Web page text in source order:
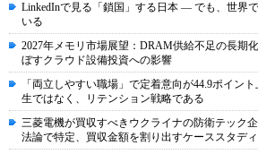
LinkedInで見る「鎖国」する日本 ― でも、世界
いる
2027年メモリ市場展望：DRAM供給不足の長期
ぼすクラウド設備投資への影響
「両立しやすい職場」で定着意向が44.9ポイン
生ではなく、リテンション戦略である
三菱電機が買収すべきウクライナの防衛テック
法論で特定、買収金額を割り出すケーススタディ